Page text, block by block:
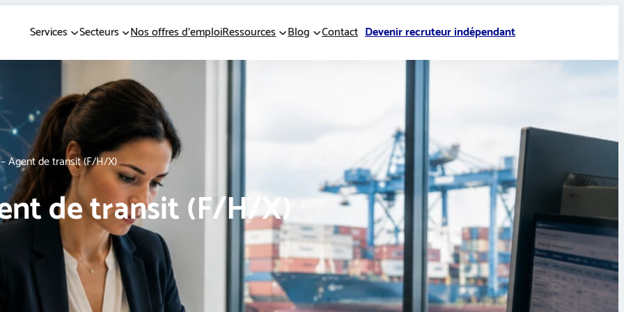
Services Secteurs Nos offres d’emploiRessources Blog Contact Devenir recruteur indépendant
Agent de transit (F/H/X)
de transit (F/H/X)